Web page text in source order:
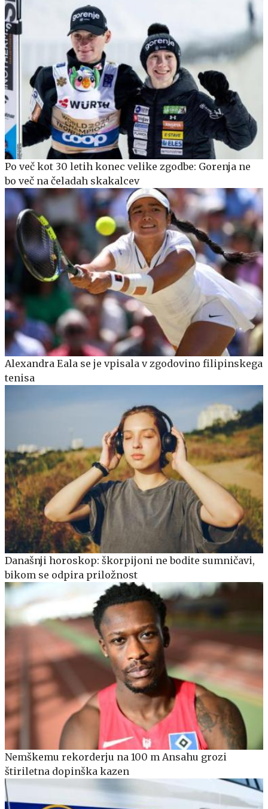
Po več kot 30 letih konec velike zgodbe: Gorenja ne
bo več na čeladah skakalcev
Alexandra Eala se je vpisala v zgodovino filipinskega
tenisa
Današnji horoskop: škorpijoni ne bodite sumničavi,
bikom se odpira priložnost
Nemškemu rekorderju na 100 m Ansahu grozi
štiriletna dopinška kazen